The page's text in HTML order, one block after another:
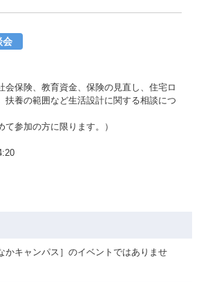
会
会保険、教育資金、保険の見直し、住宅ロ
扶養の範囲など生活設計に関する相談につ
て参加の方に限ります。）
かキャンパス］のイベントではありませ